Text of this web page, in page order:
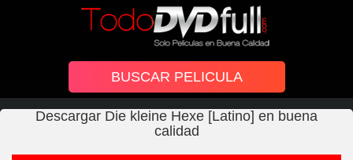
Descargar Die kleine Hexe [Latino] en buena
calidad